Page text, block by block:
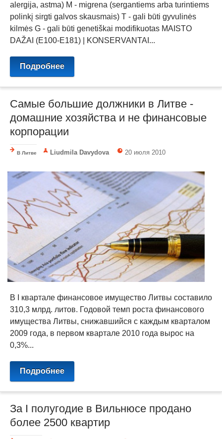
alergija, astma) M - migrena (sergantiems arba turintiems
polinkį sirgti galvos skausmais) T - gali būti gyvulinės
kilmės G - gali būti genetiškai modifikuotas MAISTO
DAŽAI (E100-E181) | KONSERVANTAI...
Подробнее
Самые большие должники в Литве -
домашние хозяйства и не финансовые
корпорации
В Литве Liudmila Davydova 20 июля 2010
В I квартале финансовое имущество Литвы составило
310,3 млрд. литов. Годовой темп роста финансового
имущества Литвы, снижавшийся с каждым кварталом
2009 года, в первом квартале 2010 года вырос на
0,3%...
Подробнее
За I полугодие в Вильнюсе продано
более 2500 квартир